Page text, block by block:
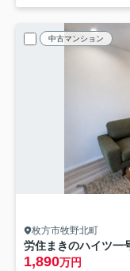
中古マンション
枚方市牧野北町
労住まきのハイツ一
1,890万円